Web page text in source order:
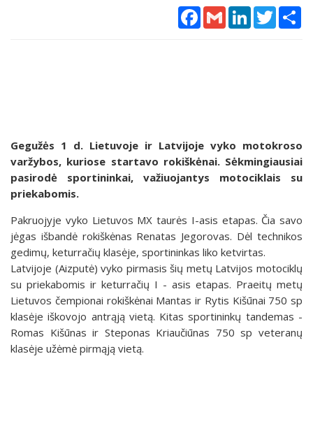
Facebook
Gmail LinkedInTwitter
Gegužės 1 d. Lietuvoje ir Latvijoje vyko motokroso
varžybos, kuriose startavo rokiškėnai. Sėkmingiausiai
pasirodė sportininkai, važiuojantys motociklais su
priekabomis.
Pakruojyje vyko Lietuvos MX taurės I-asis etapas. Čia savo
jėgas išbandė rokiškėnas Renatas Jegorovas. Dėl technikos
gedimų, keturračių klasėje, sportininkas liko ketvirtas.
Latvijoje (Aizputė) vyko pirmasis šių metų Latvijos motociklų
su priekabomis ir keturračių I - asis etapas. Praeitų metų
Lietuvos čempionai rokiškėnai Mantas ir Rytis Kišūnai 750 sp
klasėje iškovojo antrąją vietą. Kitas sportininkų tandemas -
Romas Kišūnas ir Steponas Kriaučiūnas 750 sp veteranų
klasėje užėmė pirmąją vietą.